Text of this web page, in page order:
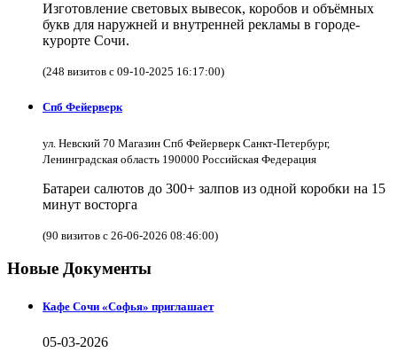
Изготовление световых вывесок, коробов и объёмных
букв для наружней и внутренней рекламы в городе-
курорте Сочи.
(248 визитов с 09-10-2025 16:17:00)
Спб Фейерверк
ул. Невский 70 Магазин Спб Фейерверк Санкт-Петербург,
Ленинградская область 190000 Российская Федерация
Батареи салютов до 300+ залпов из одной коробки на 15
минут восторга
(90 визитов с 26-06-2026 08:46:00)
Новые Документы
Кафе Сочи «Софья» приглашает
05-03-2026